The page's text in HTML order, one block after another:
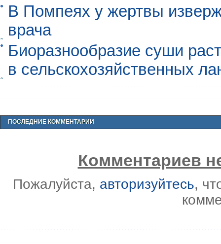
В Помпеях у жертвы
врача
Биоразнообразие суши
в сельскохозяйственных
ПОСЛЕДНИЕ КОММЕНТАРИИ
Комментариев
Пожалуйста, авторизуйтесь,